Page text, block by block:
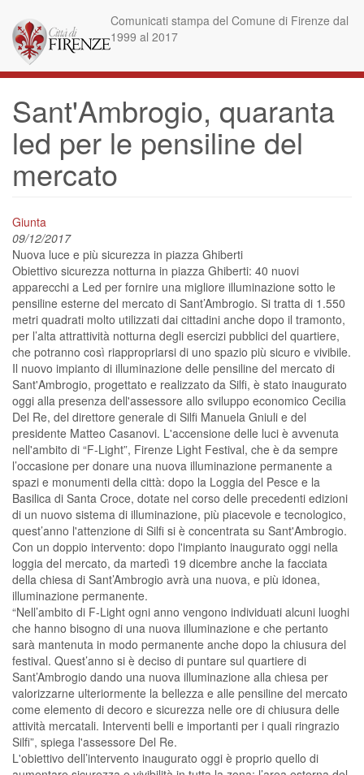
main
content
Comunicati stampa del Comune di Firenze dal
1999 al 2017
Sant'Ambrogio, quaranta
led per le pensiline del
mercato
Giunta
09/12/2017
Nuova luce e più sicurezza in piazza Ghiberti
Obiettivo sicurezza notturna in piazza Ghiberti: 40 nuovi
apparecchi a Led per fornire una migliore illuminazione sotto le
pensiline esterne del mercato di Sant’Ambrogio. Si tratta di 1.550
metri quadrati molto utilizzati dai cittadini anche dopo il tramonto,
per l’alta attrattività notturna degli esercizi pubblici del quartiere,
che potranno così riappropriarsi di uno spazio più sicuro e vivibile.
Il nuovo impianto di illuminazione delle pensiline del mercato di
Sant'Ambrogio, progettato e realizzato da Silfi, è stato inaugurato
oggi alla presenza dell'assessore allo sviluppo economico Cecilia
Del Re, del direttore generale di Silfi Manuela Gniuli e del
presidente Matteo Casanovi. L'accensione delle luci è avvenuta
nell'ambito di “F-Light”, Firenze Light Festival, che è da sempre
l’occasione per donare una nuova illuminazione permanente a
spazi e monumenti della città: dopo la Loggia del Pesce e la
Basilica di Santa Croce, dotate nel corso delle precedenti edizioni
di un nuovo sistema di illuminazione, più piacevole e tecnologico,
quest’anno l'attenzione di Silfi si è concentrata su Sant'Ambrogio.
Con un doppio intervento: dopo l'impianto inaugurato oggi nella
loggia del mercato, da martedì 19 dicembre anche la facciata
della chiesa di Sant’Ambrogio avrà una nuova, e più idonea,
illuminazione permanente.
“Nell’ambito di F-Light ogni anno vengono individuati alcuni luoghi
che hanno bisogno di una nuova illuminazione e che pertanto
sarà mantenuta in modo permanente anche dopo la chiusura del
festival. Quest’anno si è deciso di puntare sul quartiere di
Sant’Ambrogio dando una nuova illuminazione alla chiesa per
valorizzarne ulteriormente la bellezza e alle pensiline del mercato
come elemento di decoro e sicurezza nelle ore di chiusura delle
attività mercatali. Interventi belli e importanti per i quali ringrazio
Silfi”, spiega l'assessore Del Re.
L'obiettivo dell’intervento inaugurato oggi è proprio quello di